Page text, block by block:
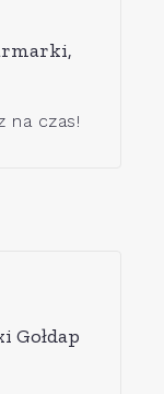
na czas!
Gołdap